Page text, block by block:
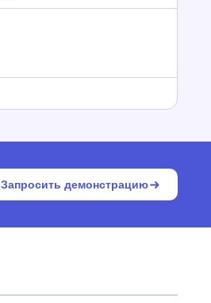
Запросить демонстрацию